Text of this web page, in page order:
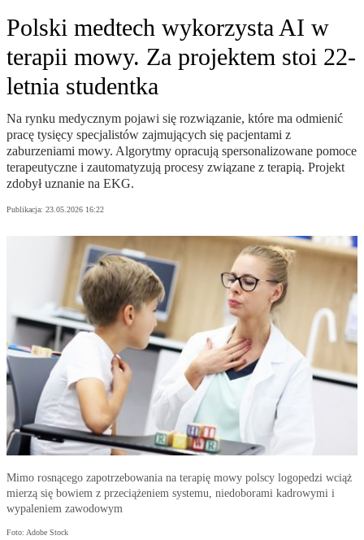
Polski medtech wykorzysta AI w
terapii mowy. Za projektem stoi 22-
letnia studentka
Na rynku medycznym pojawi się rozwiązanie, które ma odmienić
pracę tysięcy specjalistów zajmujących się pacjentami z
zaburzeniami mowy. Algorytmy opracują spersonalizowane pomoce
terapeutyczne i zautomatyzują procesy związane z terapią. Projekt
zdobył uznanie na EKG.
Publikacja: 23.05.2026 16:22
Mimo rosnącego zapotrzebowania na terapię mowy polscy logopedzi wciąż
mierzą się bowiem z przeciążeniem systemu, niedoborami kadrowymi i
wypaleniem zawodowym
Foto: Adobe Stock